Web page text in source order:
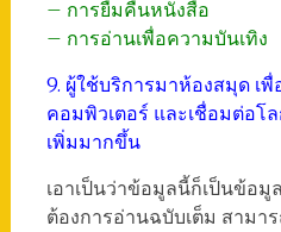
– การยืมคืนหนังสือ
– การอ่านเพื่อความบันเทิง
9. ผู้ใช้บริการมาห้องสมุด เพื่
คอมพิวเตอร์ และเชื่อมต่อ
เพิ่มมากขึ้น
เอาเป็นว่าข้อมูลนี้ก็เป็นข้อมู
ต้องการอ่านฉบับเต็ม สามา